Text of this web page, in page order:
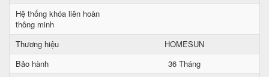
Hệ thống khóa liên hoàn
thông minh
Thương hiệu
HOMESUN
Bảo hành
36 Tháng